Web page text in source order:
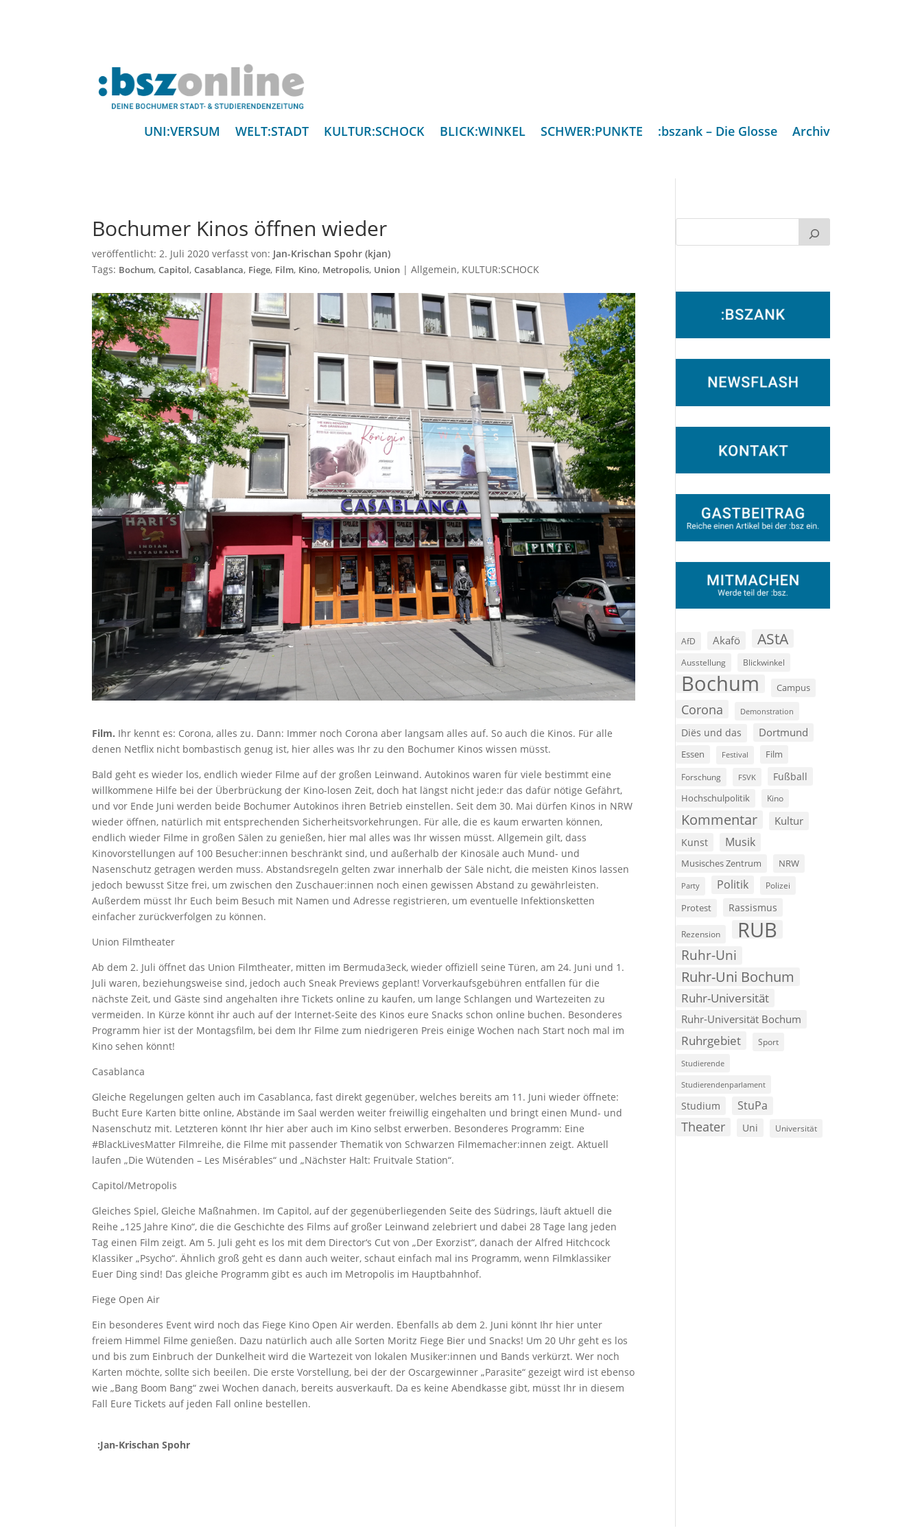
UNI:VERSUM WELT:STADT KULTUR:SCHOCK BLICK:WINKEL SCHWER:PUNKTE :bszank – Die Glosse Archiv
Bochumer Kinos öffnen wieder
veröffentlicht:2. Juli 2020 verfasst von: Jan-Krischan Spohr (kjan)
Tags: Bochum,Capitol,Casablanca, Fiege, Film, Kino, Metropolis, Union |Allgemein, KULTUR:SCHOCK
Film. Ihr kennt es: Corona, alles zu. Dann: Immer noch Corona aber langsam alles auf. So auch die Kinos. Für alle
denen Netflix nicht bombastisch genug ist, hier alles was Ihr zu den Bochumer Kinos wissen müsst.
Bald geht es wieder los, endlich wieder Filme auf der großen Leinwand. Autokinos waren für viele bestimmt eine
willkommene Hilfe bei der Überbrückung der Kino-losen Zeit, doch hat längst nicht jede:r das dafür nötige Gefährt,
und vor Ende Juni werden beide Bochumer Autokinos ihren Betrieb einstellen. Seit dem 30. Mai dürfen Kinos in NRW
wieder öffnen, natürlich mit entsprechenden Sicherheitsvorkehrungen. Für alle, die es kaum erwarten können,
endlich wieder Filme in großen Sälen zu genießen, hier mal alles was Ihr wissen müsst. Allgemein gilt, dass
Kinovorstellungen auf 100 Besucher:innen beschränkt sind, und außerhalb der Kinosäle auch Mund- und
Nasenschutz getragen werden muss. Abstandsregeln gelten zwar innerhalb der Säle nicht, die meisten Kinos lassen
jedoch bewusst Sitze frei, um zwischen den Zuschauer:innen noch einen gewissen Abstand zu gewährleisten.
Außerdem müsst Ihr Euch beim Besuch mit Namen und Adresse registrieren, um eventuelle Infektionsketten
einfacher zurückverfolgen zu können.
Union Filmtheater
Ab dem 2. Juli öffnet das Union Filmtheater, mitten im Bermuda3eck, wieder offiziell seine Türen, am 24. Juni und 1.
Juli waren, beziehungsweise sind, jedoch auch Sneak Previews geplant! Vorverkaufsgebühren entfallen für die
nächste Zeit, und Gäste sind angehalten ihre Tickets online zu kaufen, um lange Schlangen und Wartezeiten zu
vermeiden. In Kürze könnt ihr auch auf der Internet-Seite des Kinos eure Snacks schon online buchen. Besonderes
Programm hier ist der Montagsfilm, bei dem Ihr Filme zum niedrigeren Preis einige Wochen nach Start noch mal im
Kino sehen könnt!
Casablanca
Gleiche Regelungen gelten auch im Casablanca, fast direkt gegenüber, welches bereits am 11. Juni wieder öffnete:
Bucht Eure Karten bitte online, Abstände im Saal werden weiter freiwillig eingehalten und bringt einen Mund- und
Nasenschutz mit. Letzteren könnt Ihr hier aber auch im Kino selbst erwerben. Besonderes Programm: Eine
#BlackLivesMatter Filmreihe, die Filme mit passender Thematik von Schwarzen Filmemacher:innen zeigt. Aktuell
laufen „Die Wütenden – Les Misérables“ und „Nächster Halt: Fruitvale Station“.
Capitol/Metropolis
Gleiches Spiel, Gleiche Maßnahmen. Im Capitol, auf der gegenüberliegenden Seite des Südrings, läuft aktuell die
Reihe „125 Jahre Kino“, die die Geschichte des Films auf großer Leinwand zelebriert und dabei 28 Tage lang jeden
Tag einen Film zeigt. Am 5. Juli geht es los mit dem Director‘s Cut von „Der Exorzist“, danach der Alfred Hitchcock
Klassiker „Psycho“. Ähnlich groß geht es dann auch weiter, schaut einfach mal ins Programm, wenn Filmklassiker
Euer Ding sind! Das gleiche Programm gibt es auch im Metropolis im Hauptbahnhof.
Fiege Open Air
Ein besonderes Event wird noch das Fiege Kino Open Air werden. Ebenfalls ab dem 2. Juni könnt Ihr hier unter
freiem Himmel Filme genießen. Dazu natürlich auch alle Sorten Moritz Fiege Bier und Snacks! Um 20 Uhr geht es los
und bis zum Einbruch der Dunkelheit wird die Wartezeit von lokalen Musiker:innen und Bands verkürzt. Wer noch
Karten möchte, sollte sich beeilen. Die erste Vorstellung, bei der der Oscargewinner „Parasite“ gezeigt wird ist ebenso
wie „Bang Boom Bang“ zwei Wochen danach, bereits ausverkauft. Da es keine Abendkasse gibt, müsst Ihr in diesem
Fall Eure Tickets auf jeden Fall online bestellen.
:Jan-Krischan Spohr
AfD Akafö AStA
Ausstellung Blickwinkel
Bochum Campus
Corona Demonstration
Diës und das Dortmund
Essen Festival Film
Forschung FSVK Fußball
Hochschulpolitik Kino
Kommentar Kultur
Kunst Musik
Musisches Zentrum NRW
Party Politik Polizei
Protest Rassismus
Rezension RUB
Ruhr-Uni
Ruhr-Uni Bochum
Ruhr-Universität
Ruhr-Universität Bochum
Ruhrgebiet Sport
Studierende
Studierendenparlament
Studium StuPa
Theater Uni Universität